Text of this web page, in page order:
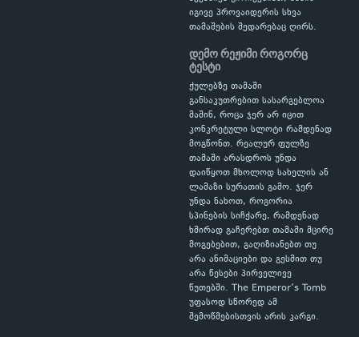
იგივე პროვაიდერის სხვა
თამაშების შედარებაც ღირს.
დემო რეჟიმი როგორც
ტესტი
ქულებზე თამაში
განსაკუთრებით სასარგებლოა
მაშინ, როცა ჯერ არ იცით
კონკრეტული სლოტი რამდენად
მოგწონთ. რეალურ ფულზე
თამაში არასდროს უნდა
დაიწყოთ მხოლოდ სახელის ან
ლამაზი სურათის გამო. ჯერ
უნდა ნახოთ, როგორია
სპინების სიჩქარე, რამდენად
ხშირად გაჩერებთ თამაში მცირე
მოგებებით, გაღიზიანებთ თუ
არა ანიმაციები და გესმით თუ
არა წესები პირველივე
წუთებში. The Emperor’s Tomb
უფასოდ სწორედ ამ
შემოწმებისთვის არის კარგი.